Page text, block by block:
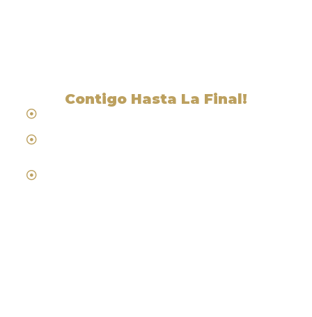
Contigo Hasta La Final!